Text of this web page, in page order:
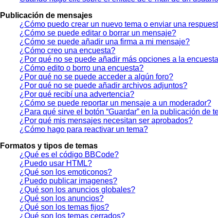
Publicación de mensajes
¿Cómo puedo crear un nuevo tema o enviar una
¿Cómo se puede editar o borrar un mensaje?
¿Cómo se puede añadir una firma a mi mensaje?
¿Cómo creo una encuesta?
¿Por qué no se puede añadir más opciones a la
¿Cómo edito o borro una encuesta?
¿Por qué no se puede acceder a algún foro?
¿Por qué no se puede añadir archivos adjuntos?
¿Por qué recibí una advertencia?
¿Cómo se puede reportar un mensaje a un moderador?
¿Para qué sirve el botón “Guardar” en la publicación de
¿Por qué mis mensajes necesitan ser aprobados?
¿Cómo hago para reactivar un tema?
Formatos y tipos de temas
¿Qué es el código BBCode?
¿Puedo usar HTML?
¿Qué son los emoticonos?
¿Puedo publicar imagenes?
¿Qué son los anuncios globales?
¿Qué son los anuncios?
¿Qué son los temas fijos?
¿Qué son los temas cerrados?